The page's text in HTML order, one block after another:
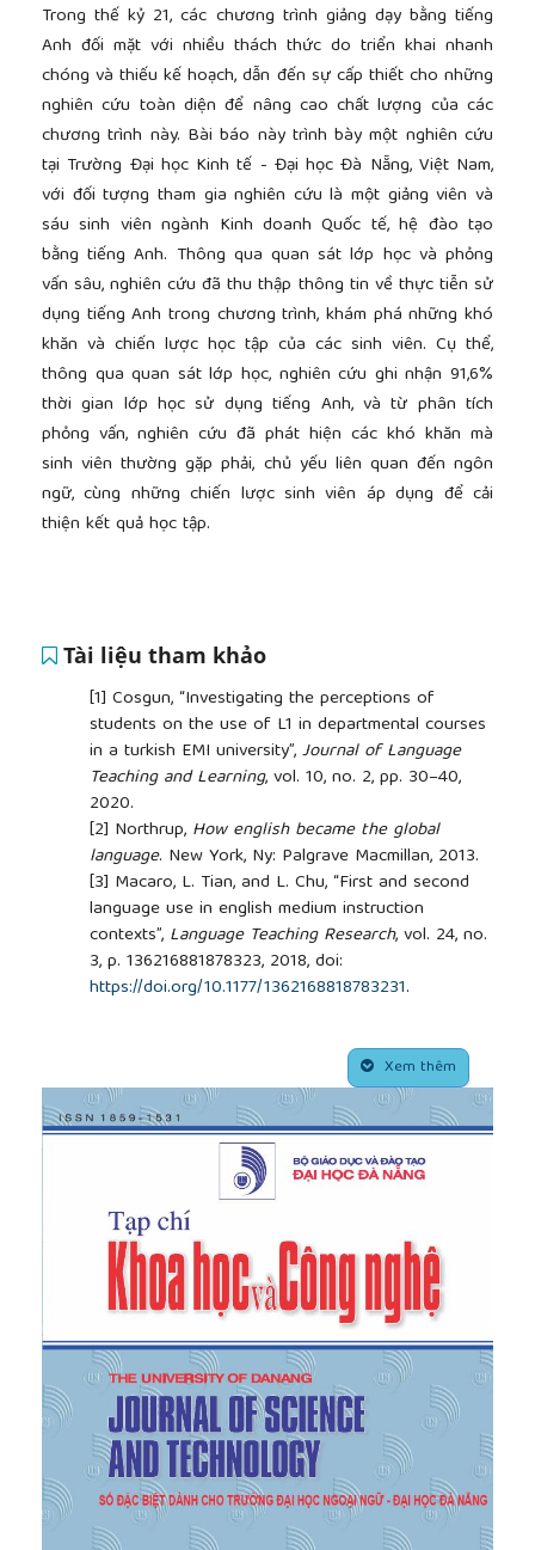
Trong thế kỷ 21, các chương trình giảng dạy bằng tiếng
Anh đối mặt với nhiều thách thức do triển khai nhanh
chóng và thiếu kế hoạch, dẫn đến sự cấp thiết cho những
nghiên cứu toàn diện để nâng cao chất lượng của các
chương trình này. Bài báo này trình bày một nghiên cứu
tại Trường Đại học Kinh tế - Đại học Đà Nẵng, Việt Nam,
với đối tượng tham gia nghiên cứu là một giảng viên và
sáu sinh viên ngành Kinh doanh Quốc tế, hệ đào tạo
bằng tiếng Anh. Thông qua quan sát lớp học và phỏng
vấn sâu, nghiên cứu đã thu thập thông tin về thực tiễn sử
dụng tiếng Anh trong chương trình, khám phá những khó
khăn và chiến lược học tập của các sinh viên. Cụ thể,
thông qua quan sát lớp học, nghiên cứu ghi nhận 91,6%
thời gian lớp học sử dụng tiếng Anh, và từ phân tích
phỏng vấn, nghiên cứu đã phát hiện các khó khăn mà
sinh viên thường gặp phải, chủ yếu liên quan đến ngôn
ngữ, cùng những chiến lược sinh viên áp dụng để cải
thiện kết quả học tập.
Tài liệu tham khảo
[1] Cosgun, “Investigating the perceptions of
students on the use of L1 in departmental courses
in a turkish EMI university”,Journal of Language
Teaching and Learning, vol. 10, no. 2, pp. 30–40,
2020.
[2] Northrup, How english became the global
language. New York, Ny: Palgrave Macmillan, 2013.
[3] Macaro, L. Tian, and L. Chu, “First and second
language use in english medium instruction
contexts”, Language Teaching Research, vol. 24, no.
3, p. 136216881878323, 2018, doi:
https://doi.org/10.1177/1362168818783231.
impacts of globalisation on EFL teacher education
through english as a medium of instruction: An
example from vietnam”,Current Issues in Language
Planning, vol. 14, no. 1, pp. 52–72, 2013, doi:
https://doi.org/10.1080/14664208.2013.780321.
W. Yao, C. Collins, T. Bush, K. L. Briscoe, and N.
L. T. Dang, “English as a ‘double barrier’: English
medium instruction and student learning at
vietnamese transnational universities”,Higher
Education Research & Development
, vol. 41, no. 4,
pp. 1–15, 2021, doi:
https://doi.org/10.1080/07294360.2021.1896485
[6]Galloway and K. Sahan, “An investigation into
English Medium Instruction in higher education in
Thailand and Vietnam”,teachingenglish.org.uk, 2021.
[Online]. Available:
https://www.teachingenglish.org.uk/article/investigation-
english-medium-instruction-higher-education-
thailand-and-vietnam[Accessed June, 27, 2022].
[7]A. Duong and C. S. Chua, “English as a symbol
Xem thêm